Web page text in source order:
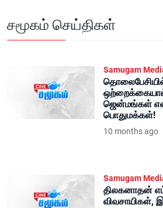
சமூகம் செய்திகள்
Samugam
ஒற்றைக்கையால்
ஜென்மங்கள் என
பொதுமக்கள்!
10 months ago
Samugam
திலகனாதன்
விவசாயிகள்,